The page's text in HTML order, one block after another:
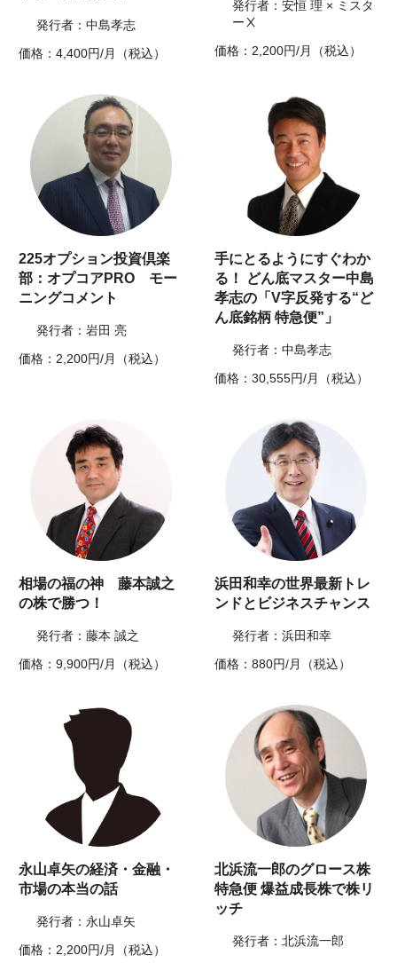
発行者：中島孝志
価格：4,400円/月（税込）
発行者：安恒 理 × ミスタ
ーⅩ
価格：2,200円/月（税込）
225オプション投資倶楽
部：オプコアPRO モー
ニングコメント
発行者：岩田 亮
価格：2,200円/月（税込）
手にとるようにすぐわか
る！ どん底マスター中島
孝志の「V字反発する“ど
ん底銘柄 特急便”」
発行者：中島孝志
価格：30,555円/月（税込）
相場の福の神 藤本誠之
の株で勝つ！
発行者：藤本 誠之
価格：9,900円/月（税込）
浜田和幸の世界最新トレ
ンドとビジネスチャンス
発行者：浜田和幸
価格：880円/月（税込）
永山卓矢の経済・金融・
市場の本当の話
発行者：永山卓矢
価格：2,200円/月（税込）
北浜流一郎のグロース株
特急便 爆益成長株で株リ
ッチ
発行者：北浜流一郎